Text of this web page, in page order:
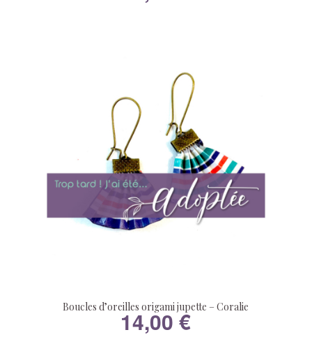
Boucles d’oreilles origami jupette – Coralie
14,00€